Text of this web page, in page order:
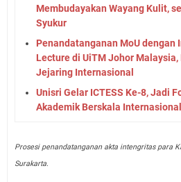
Membudayakan Wayang Kulit,
Syukur
Penandatanganan MoU dengan
Lecture di UiTM Johor
Jejaring Internasional
Unisri Gelar ICTESS Ke-8, Jadi
Akademik Berskala Internasional
Prosesi penandatanganan akta intengritas para
Surakarta.